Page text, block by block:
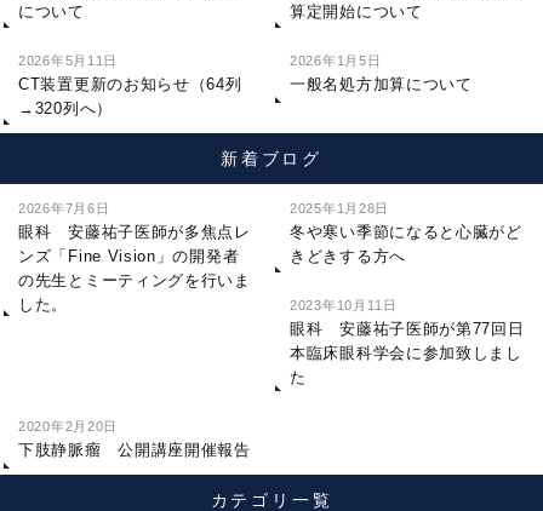
について
算定開始について
2026年5月11日
CT装置更新のお知らせ（64列
→320列へ）
2026年1月5日
一般名処方加算について
新着ブログ
2026年7月6日
眼科 安藤祐子医師が多焦点レ
ンズ「Fine Vision」の開発者
の先生とミーティングを行いま
した。
2025年1月28日
冬や寒い季節になると心臓がど
きどきする方へ
2023年10月11日
眼科 安藤祐子医師が第77回日
本臨床眼科学会に参加致しまし
た
2020年2月20日
下肢静脈瘤 公開講座開催報告
カテゴリ一覧